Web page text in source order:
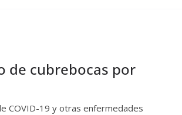
de cubrebocas por
COVID-19 y otras enfermedades